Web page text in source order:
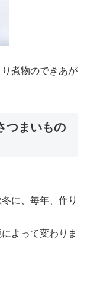
煮物のできあが
つまいもの
に、毎年、作り
よって変わりま